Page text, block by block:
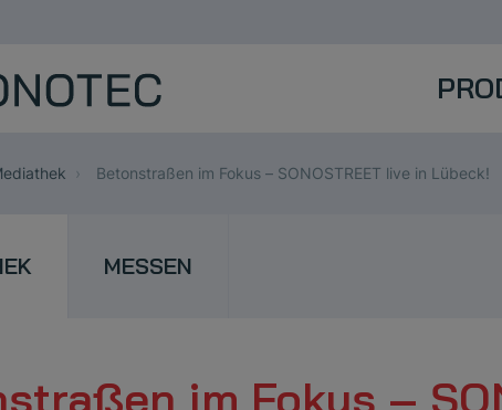
Betonstraßen im Fokus – SONOSTREET live in Lübeck!
MESSEN
im Fokus –